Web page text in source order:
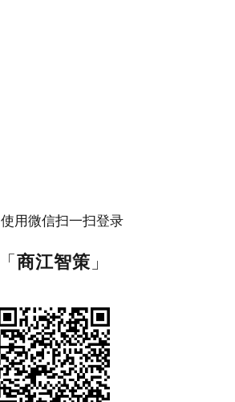
使用微信扫一扫登录
「商江智策 」